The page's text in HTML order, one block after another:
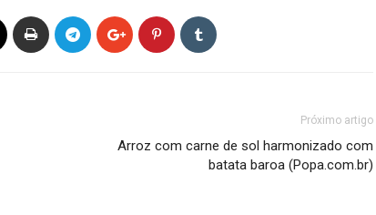
Próximo artigo
Arroz com carne de sol harmonizado com
batata baroa (Popa.com.br)